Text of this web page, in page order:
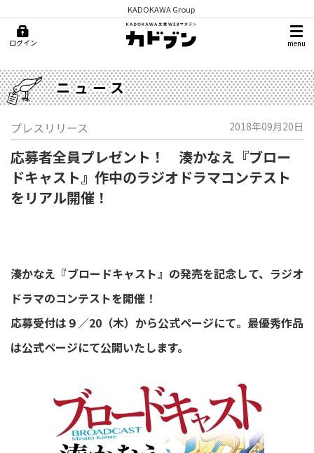
KADOKAWA Group
ログイン menu
ニュース
プレスリリース 2018年09月20日
応募者全員プレゼント！ 湊かなえ『ブロー
ドキャスト』作中のラジオドラマコンテスト
をリアル開催！
湊かなえ『ブロードキャスト』の発売を記念して、ラジオ
ドラマのコンテストを開催！
応募受付は９／20（木）から公式ページにて。最優秀作品
は公式ページにて公開いたします。